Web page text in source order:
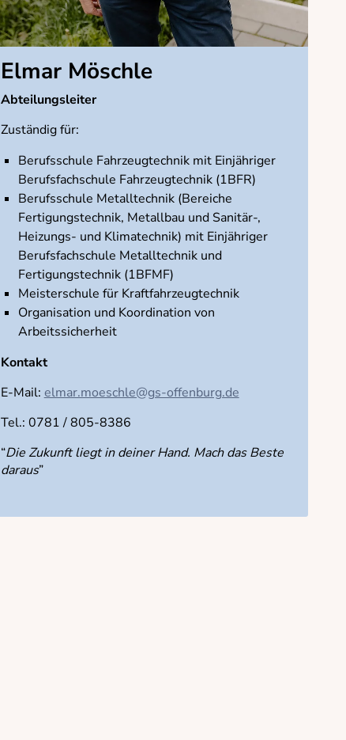
Elmar Möschle
Abteilungsleiter
Zuständig für:
Berufsschule Fahrzeugtechnik mit Einjähriger
Berufsfachschule Fahrzeugtechnik (1BFR)
Berufsschule Metalltechnik (Bereiche
Fertigungstechnik, Metallbau und Sanitär-,
Heizungs- und Klimatechnik) mit Einjähriger
Berufsfachschule Metalltechnik und
Fertigungstechnik (1BFMF)
Meisterschule für Kraftfahrzeugtechnik
Organisation und Koordination von
Arbeitssicherheit
Kontakt
E-Mail: elmar.moeschle@gs-offenburg.de
Tel.: 0781 / 805-8386
“Die Zukunft liegt in deiner Hand. Mach das Beste
daraus”